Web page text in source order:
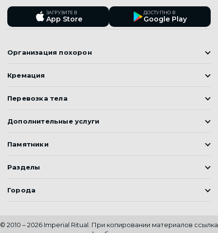
ЗАГРУЗИТЕ В
App Store
ДОСТУПНО В
Google Play
Организация похорон
Корейские похороны
Элитные похороны
Кремация
Перевозка тела
Дополнительные услуги
Ритуальные услуги в кредит
Оркестр на похороны
Памятники
Разделы
О нас
Города
© 2010 – 2026 Imperial Ritual. При копировании материалов ссылка